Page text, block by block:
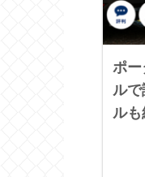
ポー
ル
ル